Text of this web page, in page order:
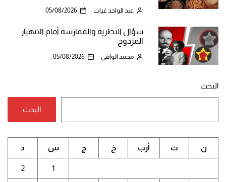
عبد الواحد غيات 05/08/2026
سؤال النظرية والممارسة أمام الانهيار
المزدوج
محمد الوافي 05/08/2026
البحث
البحث
ن ث أرب خ ج س د
1
2